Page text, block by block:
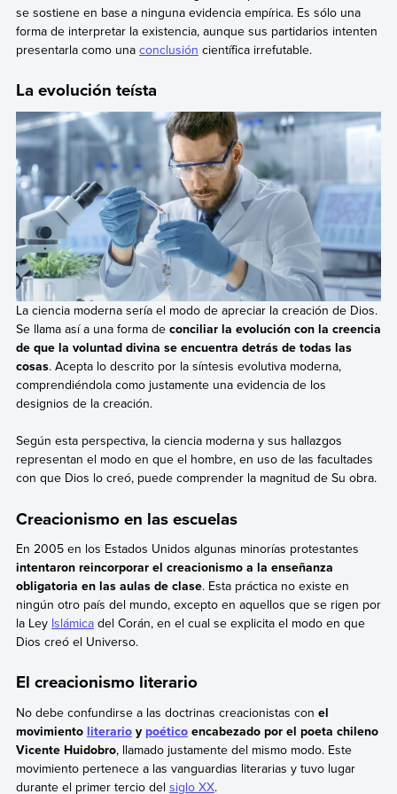
se sostiene en base a ninguna evidencia empírica. Es sólo una
forma de interpretar la existencia, aunque sus partidarios intenten
presentarla como una conclusión científica irrefutable.
La evolución teísta
La ciencia moderna sería el modo de apreciar la creación de Dios.
Se llama así a una forma deconciliar la evolución con la creencia
de que la voluntad divina se encuentra detrás de todas las
cosas. Acepta lo descrito por la síntesis evolutiva moderna,
comprendiéndola como justamente una evidencia de los
designios de la creación.
Según esta perspectiva, la ciencia moderna y sus hallazgos
representan el modo en que el hombre, en uso de las facultades
con que Dios lo creó, puede comprender la magnitud de Su obra.
Creacionismo en las escuelas
En 2005 en los Estados Unidos algunas minorías protestantes
intentaron reincorporar el creacionismo a la enseñanza
obligatoria en las aulas de clase. Esta práctica no existe en
ningún otro país del mundo, excepto en aquellos que se rigen por
la Ley Islámicadel Corán, en el cual se explicita el modo en que
Dios creó el Universo.
El creacionismo literario
No debe confundirse a las doctrinas creacionistas con el
movimiento literarioy poéticoencabezado por el poeta chileno
Vicente Huidobro, llamado justamente del mismo modo. Este
movimiento pertenece a las vanguardias literarias y tuvo lugar
durante el primer tercio del siglo XX.